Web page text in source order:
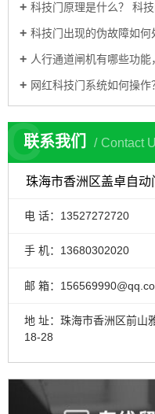
科技门原理是什么？ 科
科技门出现的伪故障如何
人行通道闸机有哪些功能
网红科技门系统如何操作
联系我们 Contact
C
珠海市香洲区盖卓自动
电 话：13527272720
手 机：13680302020
邮 箱：
地 址：珠海市香洲区前山
18-28